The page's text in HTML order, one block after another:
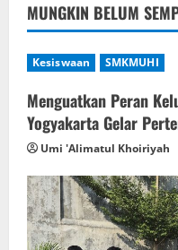
MUNGKIN BELUM
Kesiswaan SMKMUHI
Menguatkan Peran
Yogyakarta Gelar
Umi 'Alimatul Khoiriyah